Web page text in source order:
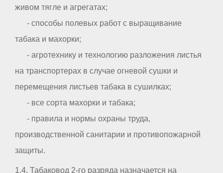
живом тягле и агрегатах;
- способы полевых работ с выращивание
табака и махорки;
- агротехнику и технологию разложения листья
на транспортерах в случае огневой сушки и
перемещения листьев табака в сушилках;
- все сорта махорки и табака;
- правила и нормы охраны труда,
производственной санитарии и противопожарной
защиты.
1.4. Табаковод 2-го разряда назначается на